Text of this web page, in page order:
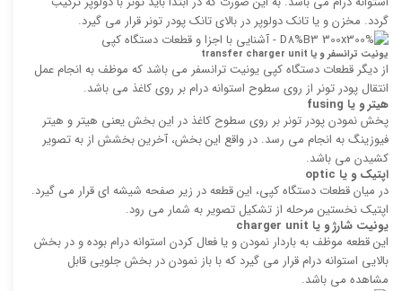
گردد. مخزن و یا تانک دولوپر در بالای تانک پودر تونر قرار می گیرد.
یونیت ترانسفر و یا transfer charger unit
از دیگر قطعات دستگاه کپی یونیت ترانسفر می باشد که موظف به انجام عمل
انتقال پودر تونر از روی سطوح استوانه درام بر روی کاغذ می باشد.
هیتر و یا fusing
پخش نمودن پودر تونر بر روی سطوح کاغذ در این بخش یعنی هیتر و هیتر
فیوزینگ به انجام می رسد. در واقع این بخش، آخرین بخشش از به تصویر
کشیدن می باشد.
اپتیک و یا optic
در میان قطعات دستگاه کپی، این قطعه در زیر صفحه شیشه ای قرار می گیرد.
اپتیک نخستین مرحله از تشکیل تصویر به شمار می رود.
یونیت شارژ و یا charger unit
این قطعه موظف به باردار نمودن و یا فعال کردن استوانه درام بوده و در بخش
بالایی استوانه درام قرار می گیرد که با باز نمودن در بخش جلویی قابل
مشاهده می باشد.